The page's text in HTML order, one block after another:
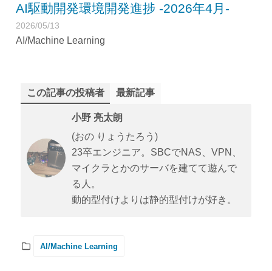
AI駆動開発環境開発進捗 -2026年4月-
2026/05/13
AI/Machine Learning
この記事の投稿者 最新記事
小野 亮太朗
(おの りょうたろう)
23卒エンジニア。SBCでNAS、VPN、
マイクラとかのサーバを建てて遊んで
る人。
動的型付けよりは静的型付けが好き。
AI/Machine Learning